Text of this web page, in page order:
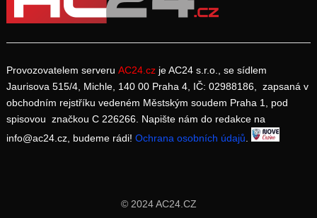
Provozovatelem serveru AC24.cz je AC24 s.r.o., se sídlem
Jaurisova 515/4, Michle, 140 00 Praha 4, IČ: 02988186, zapsaná v
obchodním rejstříku vedeném Městským soudem Praha 1, pod
spisovou značkou C 226266. Napište nám do redakce na
info@ac24.cz, budeme rádi! Ochrana osobních údajů
© 2024 AC24.CZ